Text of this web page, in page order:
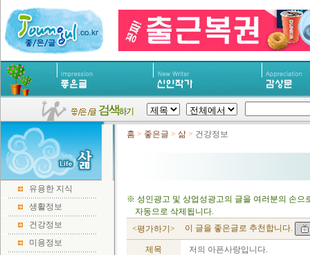
유용한 지식
생활정보
건강정보
미용정보
홈 > 좋은글 > 삶 > 건강정보
※ 성인광고 및 상업성광고의 글을 여러분의 손으
자동으로 삭제됩니다.
<평가하기>
이 글을 좋은글로 추천합니다.
제목 저의 아픈사랑입니다.